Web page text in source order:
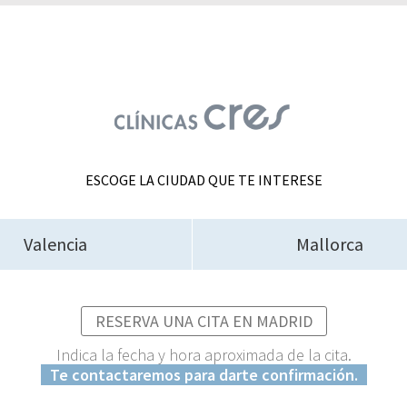
ESCOGE LA CIUDAD QUE TE INTERESE
Valencia Mallorca
RESERVA UNA CITA EN MADRID
Indica la fecha y hora aproximada de la cita.
Te contactaremos para darte confirmación.